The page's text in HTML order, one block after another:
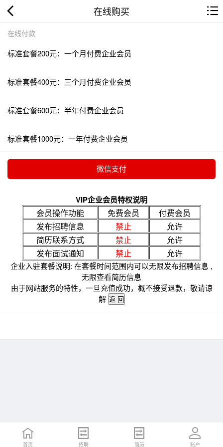
在线购买
在线付款
标准套餐200元：一个月付费企业会员
标准套餐400元：三个月付费企业会员
标准套餐600元：半年付费企业会员
标准套餐1000元：一年付费企业会员
VIP企业会员特权说明
会员操作功能 免费会员
付费会员
发布招聘信息
禁止
允许
简历联系方式
禁止
允许
发布面试通知
禁止 允许
企业入驻套餐说明: 在套餐时间范围内可以无限发布招聘信息 ,
无限查看简历信息
由于网站服务的特性，一旦充值成功，概不接受退款，敬请谅
解
首页 招聘 简历 账户